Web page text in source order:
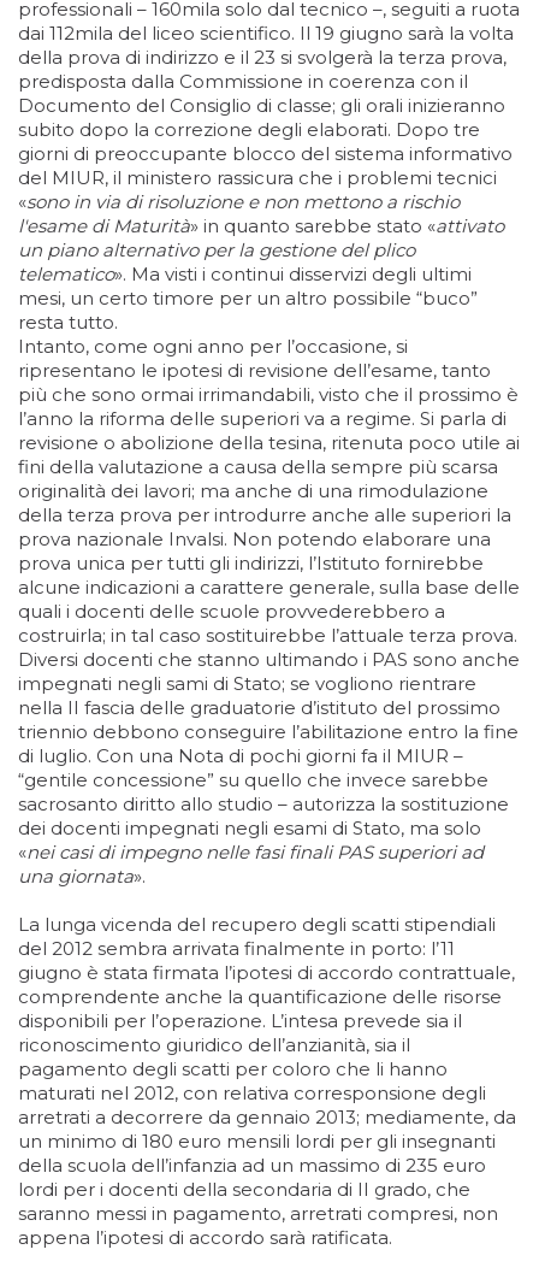
professionali – 160mila solo dal tecnico –, seguiti a ruota
dai 112mila del liceo scientifico. Il 19 giugno sarà la volta
della prova di indirizzo e il 23 si svolgerà la terza prova,
predisposta dalla Commissione in coerenza con il
Documento del Consiglio di classe; gli orali inizieranno
subito dopo la correzione degli elaborati. Dopo tre
giorni di preoccupante blocco del sistema informativo
del MIUR, il ministero rassicura che i problemi tecnici
«sono in via di risoluzione e non mettono a rischio
l'esame di Maturità» in quanto sarebbe stato «attivato
un piano alternativo per la gestione del plico
telematico». Ma visti i continui disservizi degli ultimi
mesi, un certo timore per un altro possibile “buco”
resta tutto.
Intanto, come ogni anno per l’occasione, si
ripresentano le ipotesi di revisione dell’esame, tanto
più che sono ormai irrimandabili, visto che il prossimo è
l’anno la riforma delle superiori va a regime. Si parla di
revisione o abolizione della tesina, ritenuta poco utile ai
fini della valutazione a causa della sempre più scarsa
originalità dei lavori; ma anche di una rimodulazione
della terza prova per introdurre anche alle superiori la
prova nazionale Invalsi. Non potendo elaborare una
prova unica per tutti gli indirizzi, l’Istituto fornirebbe
alcune indicazioni a carattere generale, sulla base delle
quali i docenti delle scuole provvederebbero a
costruirla; in tal caso sostituirebbe l’attuale terza prova.
Diversi docenti che stanno ultimando i PAS sono anche
impegnati negli sami di Stato; se vogliono rientrare
nella II fascia delle graduatorie d’istituto del prossimo
triennio debbono conseguire l’abilitazione entro la fine
di luglio. Con una Nota di pochi giorni fa il MIUR –
“gentile concessione” su quello che invece sarebbe
sacrosanto diritto allo studio – autorizza la sostituzione
dei docenti impegnati negli esami di Stato, ma solo
«nei casi di impegno nelle fasi finali PAS superiori ad
una giornata».
La lunga vicenda del recupero degli scatti stipendiali
del 2012 sembra arrivata finalmente in porto: l’11
giugno è stata firmata l’ipotesi di accordo contrattuale,
comprendente anche la quantificazione delle risorse
disponibili per l’operazione. L’intesa prevede sia il
riconoscimento giuridico dell’anzianità, sia il
pagamento degli scatti per coloro che li hanno
maturati nel 2012, con relativa corresponsione degli
arretrati a decorrere da gennaio 2013; mediamente, da
un minimo di 180 euro mensili lordi per gli insegnanti
della scuola dell’infanzia ad un massimo di 235 euro
lordi per i docenti della secondaria di II grado, che
saranno messi in pagamento, arretrati compresi, non
appena l’ipotesi di accordo sarà ratificata.